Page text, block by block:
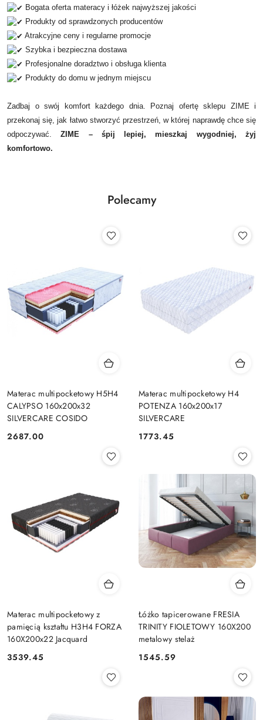
Bogata oferta materacy i łóżek najwyższej jakości
Produkty od sprawdzonych producentów
Atrakcyjne ceny i regularne promocje
Szybka i bezpieczna dostawa
Profesjonalne doradztwo i obsługa klienta
Produkty do domu w jednym miejscu
Zadbaj o swój komfort każdego dnia. Poznaj ofertę sklepu ZIME i
przekonaj się, jak łatwo stworzyć przestrzeń, w której naprawdę chce się
odpoczywać.ZIME – śpij lepiej, mieszkaj wygodniej, żyj
komfortowo.
Polecamy
Materac multipocketowy H5H4
CALYPSO 160x200x32
SILVERCARE COSIDO
Cena:
2687.00
Materac multipocketowy H4
POTENZA 160x200x17
SILVERCARE
Cena:
1773.45
Materac multipocketowy z
pamięcią kształtu H3H4 FORZA
160X200x22 Jacquard
Cena:
3539.45
Łóżko tapicerowane FRESIA
TRINITY FIOLETOWY 160X200
metalowy stelaż
Cena:
1545.59